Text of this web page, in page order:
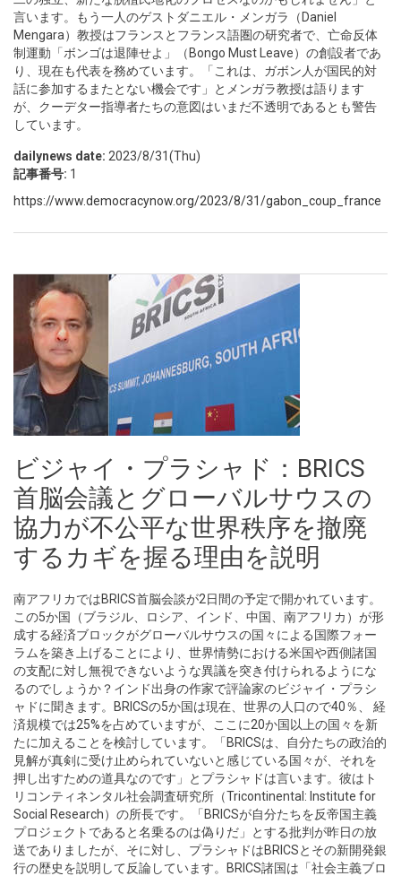
言います。もう一人のゲストダニエル・メンガラ（Daniel
Mengara）教授はフランスとフランス語圏の研究者で、亡命反体
制運動「ボンゴは退陣せよ」（Bongo Must Leave）の創設者であ
り、現在も代表を務めています。「これは、ガボン人が国民的対
話に参加するまたとない機会です」とメンガラ教授は語ります
が、クーデター指導者たちの意図はいまだ不透明であるとも警告
しています。
dailynews date: 2023/8/31(Thu)
記事番号: 1
https://www.democracynow.org/2023/8/31/gabon_coup_france
ビジャイ・プラシャド：BRICS
首脳会議とグローバルサウスの
協力が不公平な世界秩序を撤廃
するカギを握る理由を説明
南アフリカではBRICS首脳会談が2日間の予定で開かれています。
この5か国（ブラジル、ロシア、インド、中国、南アフリカ）が形
成する経済ブロックがグローバルサウスの国々による国際フォー
ラムを築き上げることにより、世界情勢における米国や西側諸国
の支配に対し無視できないような異議を突き付けられるようにな
るのでしょうか？インド出身の作家で評論家のビジャイ・プラシ
ャドに聞きます。BRICSの5か国は現在、世界の人口ので40％、 経
済規模では25%を占めていますが、ここに20か国以上の国々を新
たに加えることを検討しています。「BRICSは、自分たちの政治的
見解が真剣に受け止められていないと感じている国々が、それを
押し出すための道具なのです」とプラシャドは言います。彼はト
リコンティネンタル社会調査研究所（Tricontinental: Institute for
Social Research）の所長です。「BRICSが自分たちを反帝国主義
プロジェクトであると名乗るのは偽りだ」とする批判が昨日の放
送でありましたが、そに対し、プラシャドはBRICSとその新開発銀
行の歴史を説明して反論しています。BRICS諸国は「社会主義ブロ